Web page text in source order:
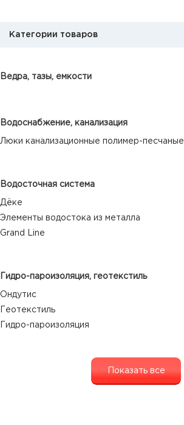
Категории товаров
Ведра, тазы, емкости
Водоснабжение, канализация
Люки канализационные полимер-песчаные
Водосточная система
Дёке
Элементы водостока из металла
Grand Line
Гидро-пароизоляция, геотекстиль
Ондутис
Геотекстиль
Гидро-пароизоляция
Показать все